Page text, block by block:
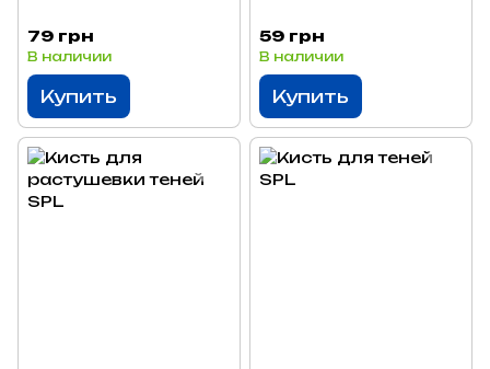
79 грн
В наличии
Купить
59 грн
В наличии
Купить